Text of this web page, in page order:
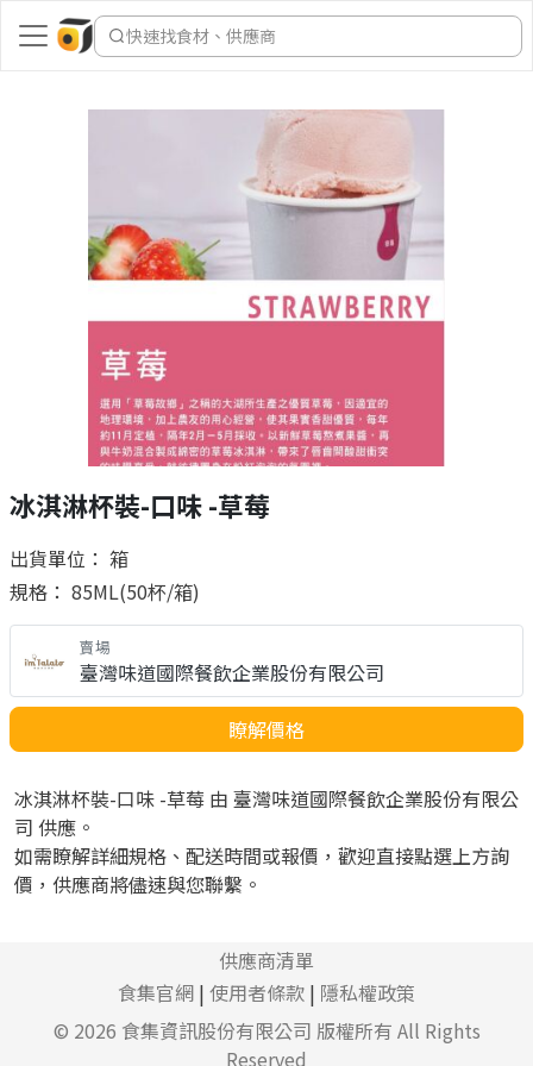
快速找食材、供應商
冰淇淋杯裝-口味 -草莓
出貨單位： 箱
規格： 85ML(50杯/箱)
賣場
臺灣味道國際餐飲企業股份有限公司
瞭解價格
冰淇淋杯裝-口味 -草莓 由 臺灣味道國際餐飲企業股份有限公
司 供應。
如需瞭解詳細規格、配送時間或報價，歡迎直接點選上方詢
價，供應商將儘速與您聯繫。
供應商清單
食集官網 | 使用者條款 | 隱私權政策
© 2026 食集資訊股份有限公司 版權所有 All Rights
Reserved